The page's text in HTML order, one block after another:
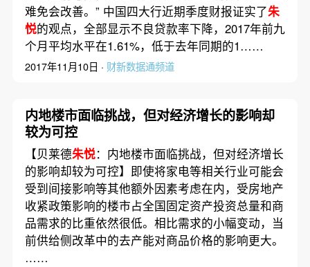
难免会改善。” 中国四大行近期季度财报证实了朱
悦的观点，全部显示不良贷款率下降，2017年前九
个月平均水平在1.61%，低于去年同期的1……
2017年11月10日 · 财新数据通频道
内地楼市面临挑战，但对经济增长的影响却
较为可控
【贝莱德朱悦：内地楼市面临挑战，但对经济增长
的影响却较为可控】即使将家电等相关行业可能会
受到间接影响等其他额外因素考虑在内，受房地产
收紧政策影响的楼市占全国固定资产投资总量和商
品需求的比重依然很低。相比需求的小幅变动，当
前供给侧改革中的去产能对商品价格的影响更大。
……